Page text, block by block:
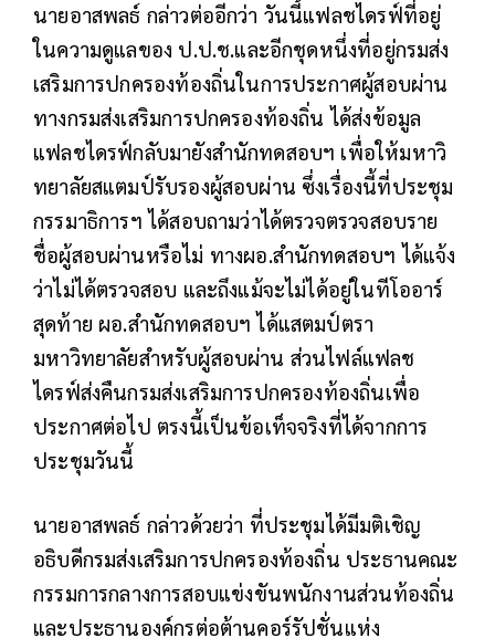
นายอาสพลธ์ กล่าวต่ออีกว่า วันนี้แฟลชไดรฟ์ที่อยู่
ในความดูแลของ ป.ป.ช.และอีกชุดหนึ่งที่อยู่กรมส่ง
เสริมการปกครองท้องถิ่นในการประกาศผู้สอบผ่าน
ทางกรมส่งเสริมการปกครองท้องถิ่น ได้ส่งข้อมูล
แฟลชไดรฟ์กลับมายังสำนักทดสอบฯ เพื่อให้มหาวิ
ทยาลัยสแตมป์รับรองผู้สอบผ่าน ซึ่งเรื่องนี้ที่ประชุม
กรรมาธิการฯ ได้สอบถามว่าได้ตรวจตรวจสอบราย
ชื่อผู้สอบผ่านหรือไม่ ทางผอ.สำนักทดสอบฯ ได้แจ้ง
ว่าไม่ได้ตรวจสอบ และถึงแม้จะไม่ได้อยู่ในทีโออาร์
สุดท้าย ผอ.สำนักทดสอบฯ ได้แสตมป์ตรา
มหาวิทยาลัยสำหรับผู้สอบผ่าน ส่วนไฟล์แฟลช
ไดรฟ์ส่งคืนกรมส่งเสริมการปกครองท้องถิ่นเพื่อ
ประกาศต่อไป ตรงนี้เป็นข้อเท็จจริงที่ได้จากการ
ประชุมวันนี้
นายอาสพลธ์ กล่าวด้วยว่า ที่ประชุมได้มีมติเชิญ
อธิบดีกรมส่งเสริมการปกครองท้องถิ่น ประธานคณะ
กรรมการกลางการสอบแข่งขันพนักงานส่วนท้องถิ่น
และประธานองค์กรต่อต้านคอร์รัปชั่นแห่ง